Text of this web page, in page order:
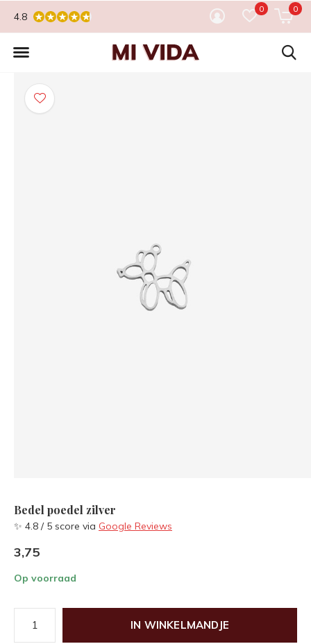
0 0
4.8
Bedel poedel zilver
✨ 4.8 / 5 score via Google Reviews
3,75
Op voorraad
IN WINKELMANDJE